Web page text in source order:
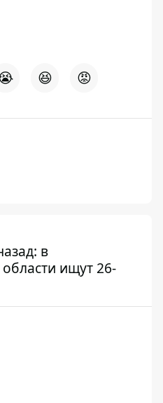
😆 😡
в
ищут 26-